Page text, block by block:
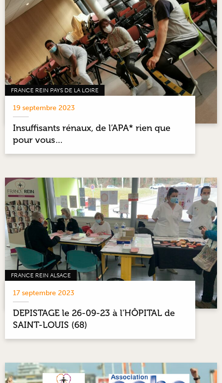
FRANCE REIN PAYS DE LA LOIRE
19 septembre 2023
Insuffisants rénaux, de l’APA* rien que
pour vous…
FRANCE REIN ALSACE
17 septembre 2023
DEPISTAGE le 26-09-23 à l'HÔPITAL de
SAINT-LOUIS (68)